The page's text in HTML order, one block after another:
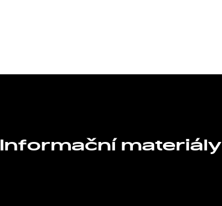
Informační materiály